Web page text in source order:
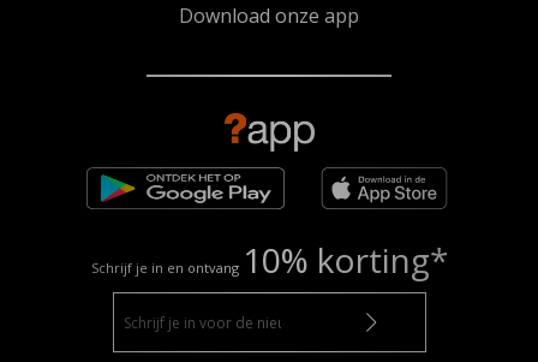
Download onze app
Schrijf je in en ontvang 10% korting*